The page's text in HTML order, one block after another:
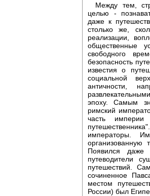
Между тем,
целью -
даже к
столько же,
реализации,
общественные
свободного
безопасность
известия о
социальной
античности,
эпоху. Самым
римский
часть
императоры.
Появился даже
путеводители
путешествий.
сочиненное
местом
России) был